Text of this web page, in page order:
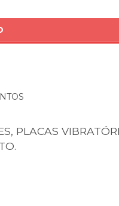
PLACAS